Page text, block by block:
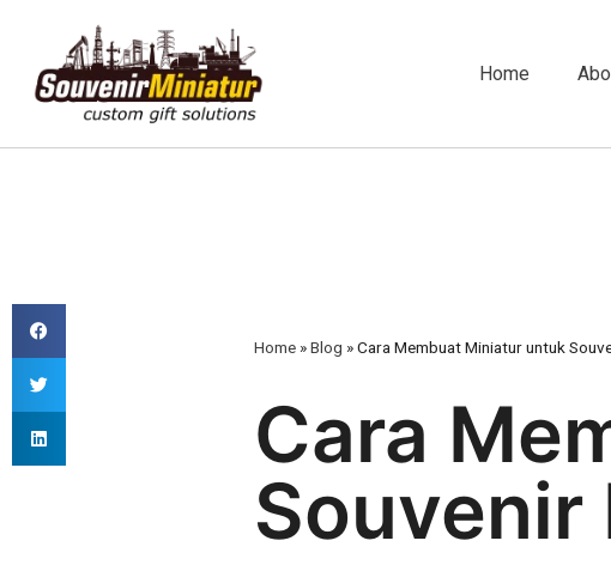
Home
Home»Blog »Cara Membuat Miniatur untuk
Cara
Souvenir